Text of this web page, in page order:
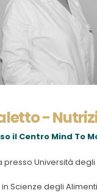
-
il Centro Mind To
presso Università degli
Scienze degli